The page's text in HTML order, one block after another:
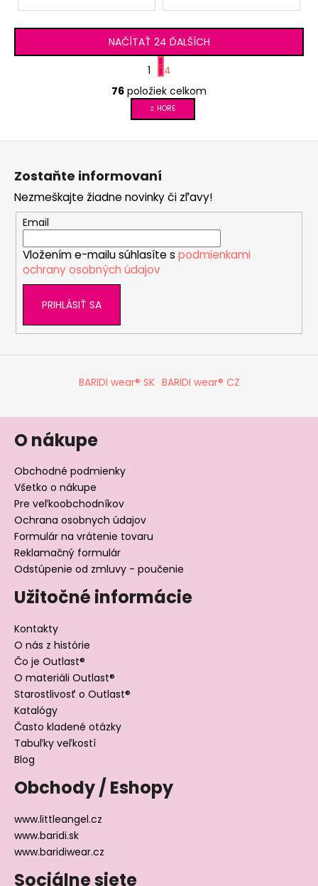
O
v
l
d
c
i
e
r
v
k
p
s
u
NAČÍTAŤ 24 ĎALŠÍCH
S
t
r
á
n
o
a
n
i
e
1
4
76 položiek celkom
HORE
Zostaňte informovaní
Nezmeškajte žiadne novinky či zľavy!
Email
Vložením e-mailu súhlasíte s podmienkami
ochrany osobných údajov
PRIHLÁSIŤ SA
BARIDI wear® SK BARIDI wear® CZ
O nákupe
Obchodné podmienky
Všetko o nákupe
Pre veľkoobchodníkov
Ochrana osobnych údajov
Formulár na vrátenie tovaru
Reklamačný formulár
Odstúpenie od zmluvy - poučenie
Užitočné informácie
Kontakty
O nás z histórie
Čo je Outlast®
O materiáli Outlast®
Starostlivosť o Outlast®
Katalógy
Často kladené otázky
Tabuľky veľkostí
Blog
Obchody / Eshopy
www.littleangel.cz
www.baridi.sk
www.baridiwear.cz
Sociálne siete